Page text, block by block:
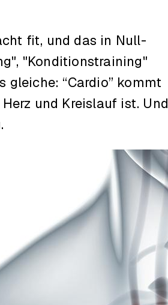
fit, und das in Null-
"Konditionstraining"
“Cardio” kommt
und Kreislauf ist. Und